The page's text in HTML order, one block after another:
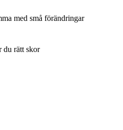
med små förändringar
du rätt skor